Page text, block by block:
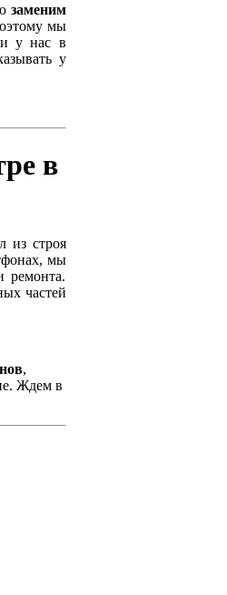
заменим
мы
у нас в
у
в
из строя
мы
ремонта.
частей
,
Ждем в